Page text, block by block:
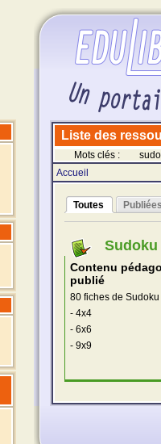
Liste des
Mots clés :
Accueil
Toutes
Sudoku
Contenu
publié
80 fiches de
- 4x4
- 6x6
- 9x9